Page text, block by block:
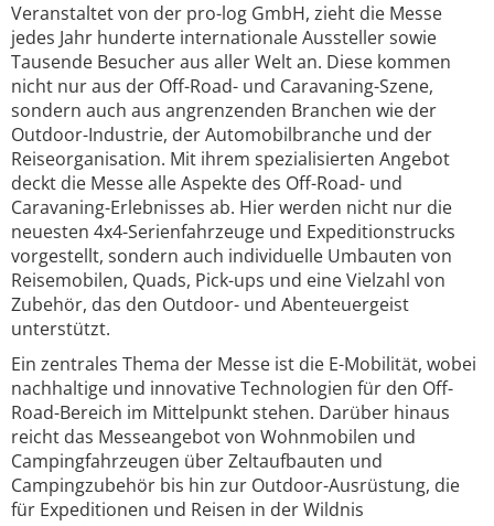
Veranstaltet von der pro-log GmbH, zieht die Messe
jedes Jahr hunderte internationale Aussteller sowie
Tausende Besucher aus aller Welt an. Diese kommen
nicht nur aus der Off-Road- und Caravaning-Szene,
sondern auch aus angrenzenden Branchen wie der
Outdoor-Industrie, der Automobilbranche und der
Reiseorganisation. Mit ihrem spezialisierten Angebot
deckt die Messe alle Aspekte des Off-Road- und
Caravaning-Erlebnisses ab. Hier werden nicht nur die
neuesten 4x4-Serienfahrzeuge und Expeditionstrucks
vorgestellt, sondern auch individuelle Umbauten von
Reisemobilen, Quads, Pick-ups und eine Vielzahl von
Zubehör, das den Outdoor- und Abenteuergeist
unterstützt.
Ein zentrales Thema der Messe ist die E-Mobilität, wobei
nachhaltige und innovative Technologien für den Off-
Road-Bereich im Mittelpunkt stehen. Darüber hinaus
reicht das Messeangebot von Wohnmobilen und
Campingfahrzeugen über Zeltaufbauten und
Campingzubehör bis hin zur Outdoor-Ausrüstung, die
für Expeditionen und Reisen in der Wildnis